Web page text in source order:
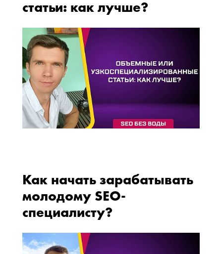
статьи: как лучше?
Как начать зарабатывать
молодому SEO-
специалисту?